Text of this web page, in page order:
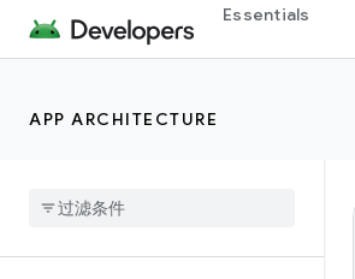
Essentials
APP ARCHITECTURE